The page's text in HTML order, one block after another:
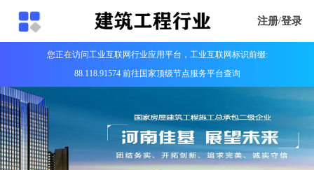
注册/登录
您正在访问工业互联网行业应用平台，工业互联网标识前缀:
88.118.91574 前往国家顶级节点服务平台查询